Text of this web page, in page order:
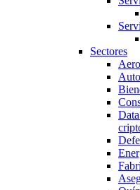
Sectores